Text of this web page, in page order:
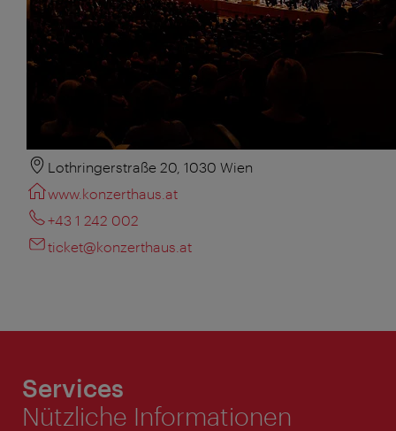
Lothringerstraße 20, 1030 Wien
www.konzerthaus.at
+43 1 242 002
ticket@konzerthaus.at
Services
Nützliche Informationen